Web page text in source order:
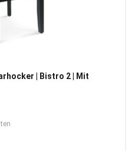
| Bistro 2 | Mit